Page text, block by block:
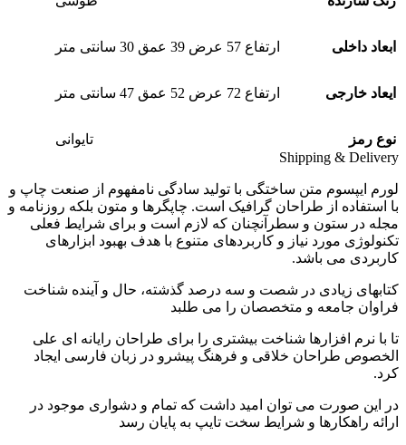
ابعاد داخلی ارتفاع 57 عرض 39 عمق 30 سانتی متر
ایعاد خارجی ارتفاع 72 عرض 52 عمق 47 سانتی متر
نوع رمز
تایوانی
Shipping & Delivery
لورم ایپسوم متن ساختگی با تولید سادگی نامفهوم از صنعت چاپ و
با استفاده از طراحان گرافیک است. چاپگرها و متون بلکه روزنامه و
مجله در ستون و سطرآنچنان که لازم است و برای شرایط فعلی
تکنولوژی مورد نیاز و کاربردهای متنوع با هدف بهبود ابزارهای
کاربردی می باشد.
کتابهای زیادی در شصت و سه درصد گذشته، حال و آینده شناخت
فراوان جامعه و متخصصان را می طلبد
تا با نرم افزارها شناخت بیشتری را برای طراحان رایانه ای علی
الخصوص طراحان خلاقی و فرهنگ پیشرو در زبان فارسی ایجاد
کرد.
در این صورت می توان امید داشت که تمام و دشواری موجود در
ارائه راهکارها و شرایط سخت تایپ به پایان رسد